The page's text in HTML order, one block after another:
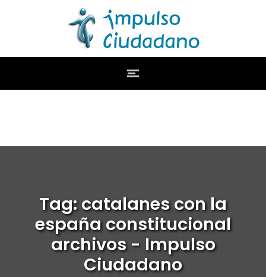
Tag: catalanes con la
españa constitucional
archivos - Impulso
Ciudadano